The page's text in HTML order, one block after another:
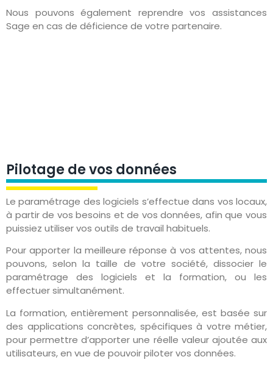
Nous pouvons également reprendre vos assistances
Sage en cas de déficience de votre partenaire.
Pilotage de vos données
Le paramétrage des logiciels s’effectue dans vos locaux,
à partir de vos besoins et de vos données, afin que vous
puissiez utiliser vos outils de travail habituels.
Pour apporter la meilleure réponse à vos attentes, nous
pouvons, selon la taille de votre société, dissocier le
paramétrage des logiciels et la formation, ou les
effectuer simultanément.
La formation, entièrement personnalisée, est basée sur
des applications concrètes, spécifiques à votre métier,
pour permettre d’apporter une réelle valeur ajoutée aux
utilisateurs, en vue de pouvoir piloter vos données.